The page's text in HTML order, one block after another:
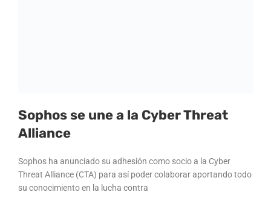
Sophos se une a la Cyber Threat
Alliance
Sophos ha anunciado su adhesión como socio a la Cyber
Threat Alliance (CTA) para así poder colaborar aportando todo
su conocimiento en la lucha contra